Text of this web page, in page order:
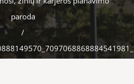
paroda
/